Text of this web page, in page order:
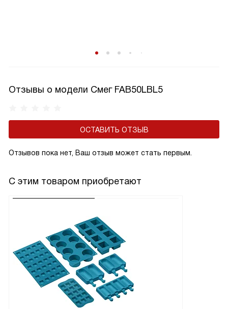
Отзывы о модели Смег FAB50LBL5
ОСТАВИТЬ ОТЗЫВ
Отзывов пока нет, Ваш отзыв может стать первым.
С этим товаром приобретают